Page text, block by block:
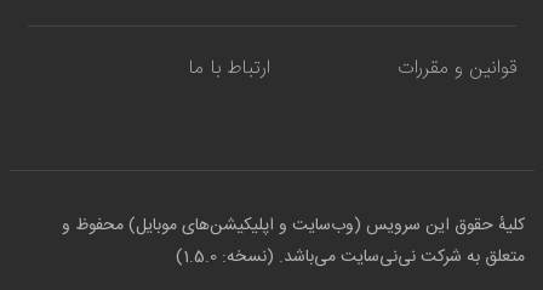
قوانین و مقررات ارتباط با ما
کلیهٔ حقوق این سرویس (وب‌سایت و اپلیکیشن‌های موبایل) محفوظ و
متعلق به شرکت نی‌نی‌سایت می‌باشد. (نسخه: 1.5.0)